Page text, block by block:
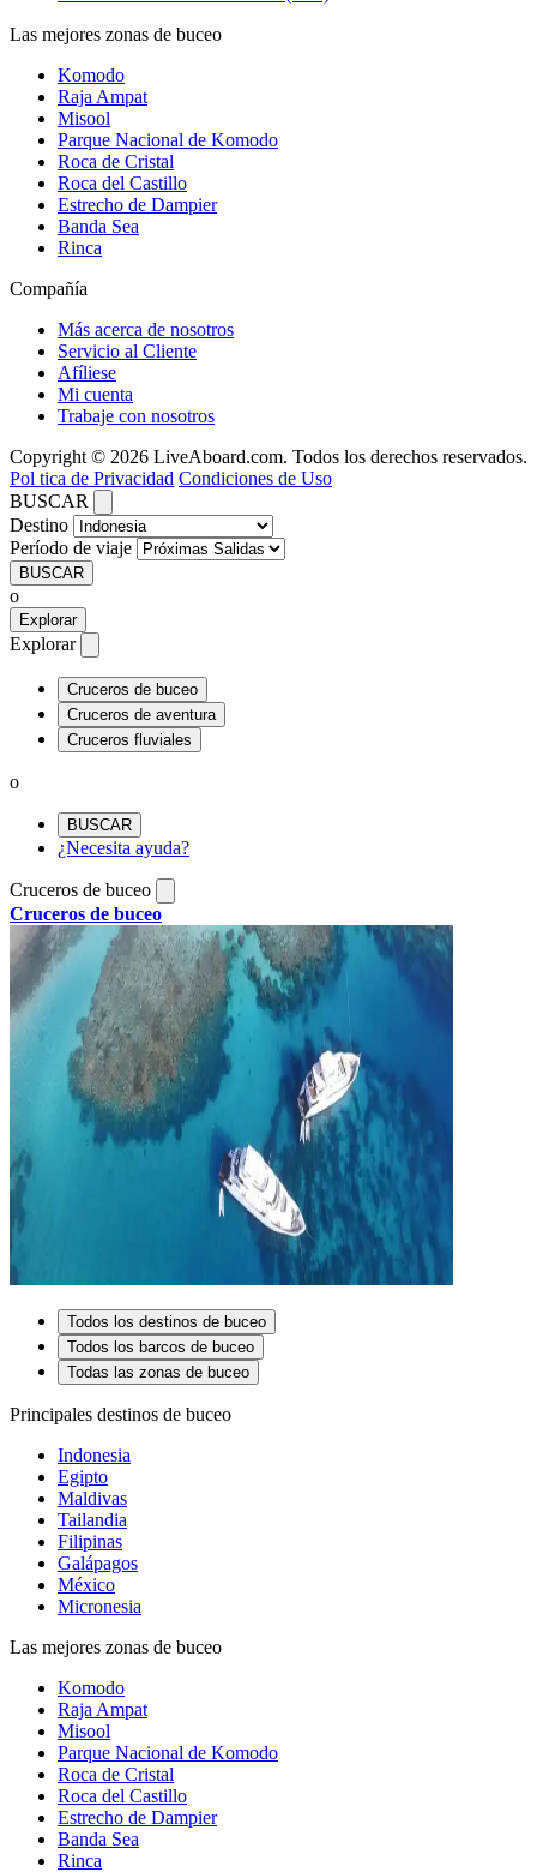
Las mejores zonas de buceo
Komodo
Raja Ampat
Misool
Parque Nacional de Komodo
Roca de Cristal
Roca del Castillo
Estrecho de Dampier
Banda Sea
Rinca
Compañía
Más acerca de nosotros
Servicio al Cliente
Afíliese
Mi cuenta
Trabaje con nosotros
Copyright © 2026 LiveAboard.com. Todos los derechos reservados.
Pol tica de Privacidad Condiciones de Uso
BUSCAR
Destino
Período de viaje
BUSCAR
o
Explorar
Explorar
Cruceros de buceo
Cruceros de aventura
Cruceros fluviales
o
BUSCAR
¿Necesita ayuda?
Cruceros de buceo
Cruceros de buceo
Todos los destinos de buceo
Todos los barcos de buceo
Todas las zonas de buceo
Principales destinos de buceo
Indonesia
Egipto
Maldivas
Tailandia
Filipinas
Galápagos
México
Micronesia
Las mejores zonas de buceo
Komodo
Raja Ampat
Misool
Parque Nacional de Komodo
Roca de Cristal
Roca del Castillo
Estrecho de Dampier
Banda Sea
Rinca